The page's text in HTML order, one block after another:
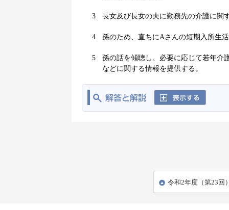
3 長女及び長女の夫に勤務先の介護に関
4 孫のため、直ちにAさんの短期入所生
5
孫の話を傾聴し、必要に応じて若年介
などに関する情報を提供する。
令和2年度（第23回